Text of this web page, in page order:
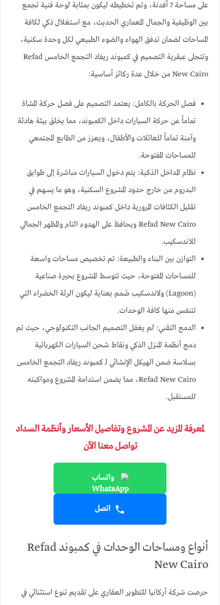
على مساحة 7 أفدنة، وتم تخطيطه ليكون بمثابة لوحة فنية تجمع
بين الوظيفية والجمال المعماري الحديث، مع استغلال ذكي لكافة
المساحات لضمان تدفق الهواء والضوء الطبيعي لكل وحدة سكنية،
وتتجلى عبقرية التصميم في كمبوند ريفاد التجمع الخامس Refad
New Cairo من خلال عدة ركائز أساسية:
فصل الحركة بالكامل: يعتمد التصميم على فصل حركة المشاة
تماماً عن حركة السيارات داخل الكمبوند، مما يخلق بيئة هادئة
وآمنة تماماً للعائلات والأطفال، ويعزز من الطابع المجتمعي
للمساحات المفتوحة.
نظام المداخل الذكية: يتم دخول السيارات مباشرة إلى طوابق
البدروم من خارج حدود المشروع السكنية، وهو ما يسهم في
تقليل الكثافات المرورية داخل كمبوند ريفاد التجمع الخامس
Refad New Cairo ويحافظ على الهدوء التام والمظهر الجمالي
للاندسكيب.
التوازن بين البناء والطبيعة: تم تخصيص مساحات واسعة
للمساحات المفتوحة، حيث تتوسط المشروع بحيرة صناعية
(Lagoon) ولاندسكيب صُمم بعناية ليكون الرئة الخضراء التي
تتنفس منها كافة الوحدات.
الدمج التقني: لم يغفل التصميم الجانب التكنولوجي، حيث تم
دمج أنظمة المنزل الذكي ونقاط شحن السيارات الكهربائية
بسلاسة ضمن الهيكل الإنشائي لـ كمبوند ريفاد التجمع الخامس
Refad New Cairo، مما يضمن استدامة المشروع ومواكبته
للمستقبل.
لمعرفة المزيد عن المشروع وتفاصيل الأسعار وأنظمة السداد
تواصل معنا الآن
واتساب
اتصل
أنواع ومساحات الوحدات في كمبوند Refad
New Cairo
حرصت شركة أركانيا للتطوير العقاري على تقديم تنوع استثنائي في